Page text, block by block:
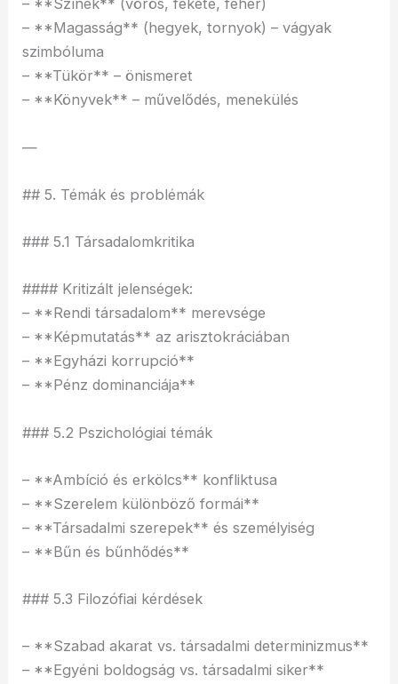
– **Színek** (vörös, fekete, fehér)
– **Magasság** (hegyek, tornyok) – vágyak
szimbóluma
– **Tükör** – önismeret
– **Könyvek** – művelődés, menekülés
—
## 5. Témák és problémák
### 5.1 Társadalomkritika
#### Kritizált jelenségek:
– **Rendi társadalom** merevsége
– **Képmutatás** az arisztokráciában
– **Egyházi korrupció**
– **Pénz dominanciája**
### 5.2 Pszichológiai témák
– **Ambíció és erkölcs** konfliktusa
– **Szerelem különböző formái**
– **Társadalmi szerepek** és személyiség
– **Bűn és bűnhődés**
### 5.3 Filozófiai kérdések
– **Szabad akarat vs. társadalmi determinizmus**
– **Egyéni boldogság vs. társadalmi siker**